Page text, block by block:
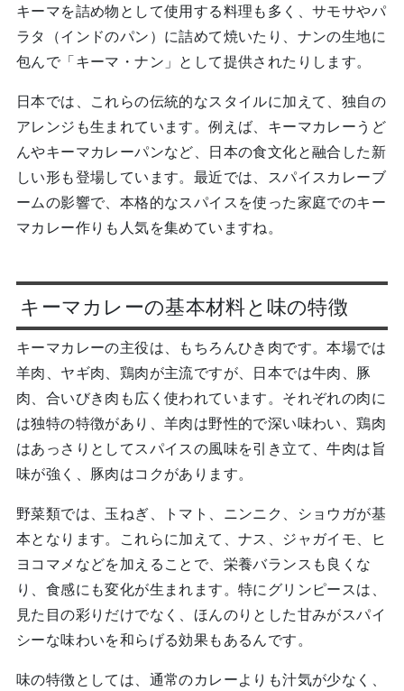
キーマを詰め物として使用する料理も多く、サモサやパ
ラタ（インドのパン）に詰めて焼いたり、ナンの生地に
包んで「キーマ・ナン」として提供されたりします。
日本では、これらの伝統的なスタイルに加えて、独自の
アレンジも生まれています。例えば、キーマカレーうど
んやキーマカレーパンなど、日本の食文化と融合した新
しい形も登場しています。最近では、スパイスカレーブ
ームの影響で、本格的なスパイスを使った家庭でのキー
マカレー作りも人気を集めていますね。
キーマカレーの基本材料と味の特徴
キーマカレーの主役は、もちろんひき肉です。本場では
羊肉、ヤギ肉、鶏肉が主流ですが、日本では牛肉、豚
肉、合いびき肉も広く使われています。それぞれの肉に
は独特の特徴があり、羊肉は野性的で深い味わい、鶏肉
はあっさりとしてスパイスの風味を引き立て、牛肉は旨
味が強く、豚肉はコクがあります。
野菜類では、玉ねぎ、トマト、ニンニク、ショウガが基
本となります。これらに加えて、ナス、ジャガイモ、ヒ
ヨコマメなどを加えることで、栄養バランスも良くな
り、食感にも変化が生まれます。特にグリンピースは、
見た目の彩りだけでなく、ほんのりとした甘みがスパイ
シーな味わいを和らげる効果もあるんです。
味の特徴としては、通常のカレーよりも汁気が少なく、